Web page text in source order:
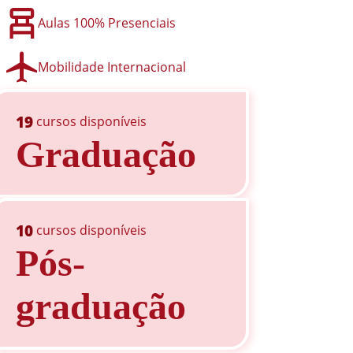
Aulas 100% Presenciais
Mobilidade Internacional
19 cursos disponíveis
Graduação
10 cursos disponíveis
Pós-
graduação